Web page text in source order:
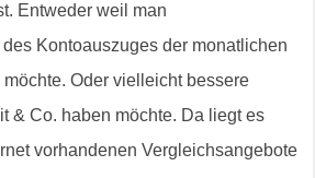
Entweder weil man
Kontoauszuges der monatlichen
Oder vielleicht bessere
& Co. haben möchte. Da liegt es
vorhandenen Vergleichsangebote